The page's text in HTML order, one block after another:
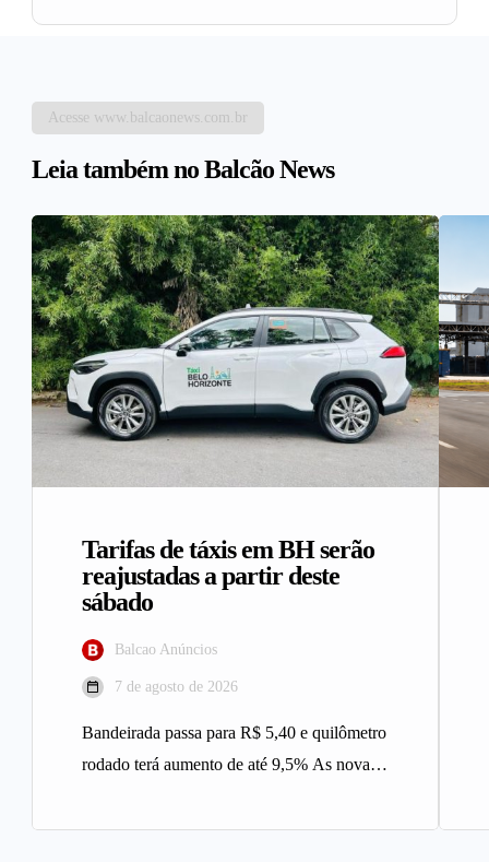
Acesse www.balcaonews.com.br
Leia também no Balcão News
Tarifas de táxis em BH serão
reajustadas a partir deste
sábado
Balcao Anúncios
7 de agosto de 2026
Bandeirada passa para R$ 5,40 e quilômetro
rodado terá aumento de até 9,5% As novas